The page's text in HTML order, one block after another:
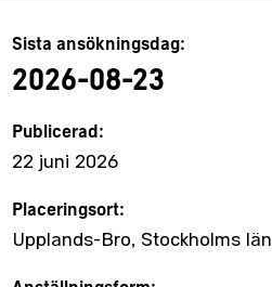
Jobbdetaljer
Sista ansökningsdag:
2026-08-23
Publicerad:
22 juni 2026
Placeringsort:
Upplands-Bro, Stockholms län